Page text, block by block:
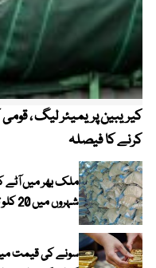
کرنے کا فیصلہ
ملک بھر میں
شہروں میں 20 کلو تھیلا 100 روپے تک مہنگا
سونے کی قیمت